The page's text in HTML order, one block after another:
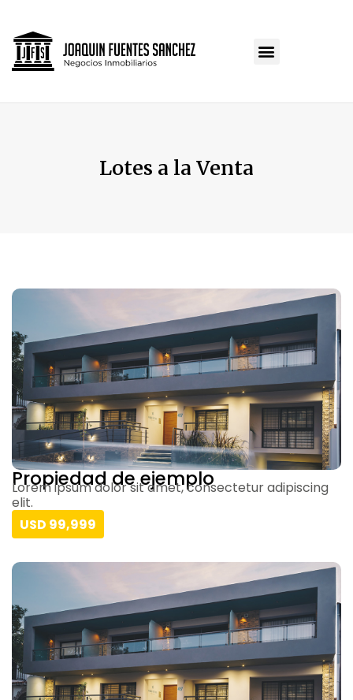
Lotes a la Venta
Propiedad de ejemplo
Lorem ipsum dolor sit amet, consectetur adipiscing
elit.
USD 99,999